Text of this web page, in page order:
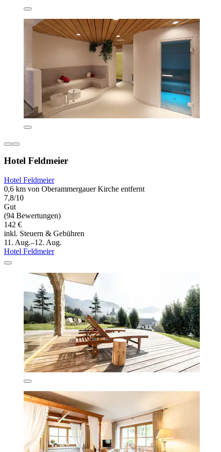
Hotel Feldmeier
Hotel Feldmeier
0,6 km von Oberammergauer Kirche entfernt
7,8/10
Gut
(94 Bewertungen)
142 €
inkl. Steuern & Gebühren
11. Aug.–12. Aug.
Hotel Feldmeier